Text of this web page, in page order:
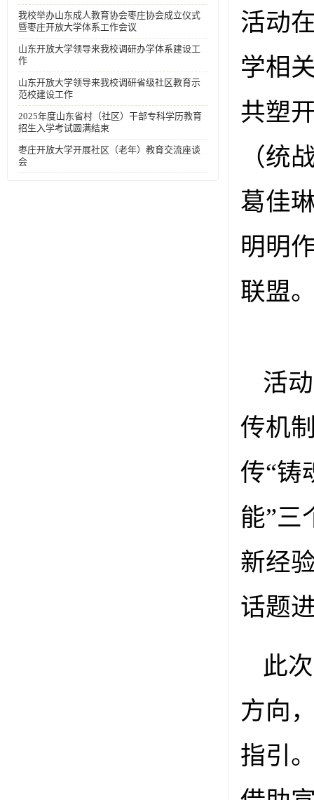
我校举办山东成人教育协会枣庄协会成立仪式
暨枣庄开放大学体系工作会议
山东开放大学领导来我校调研办学体系建设工
作
山东开放大学领导来我校调研省级社区教育示
范校建设工作
2025年度山东省村（社区）干部专科学历教育
招生入学考试圆满结束
枣庄开放大学开展社区（老年）教育交流座谈
会
活动
学相
共塑
（统
葛佳
明明
联盟
活
传机
传“铸
能”三
新经
话题
此
方向
指引